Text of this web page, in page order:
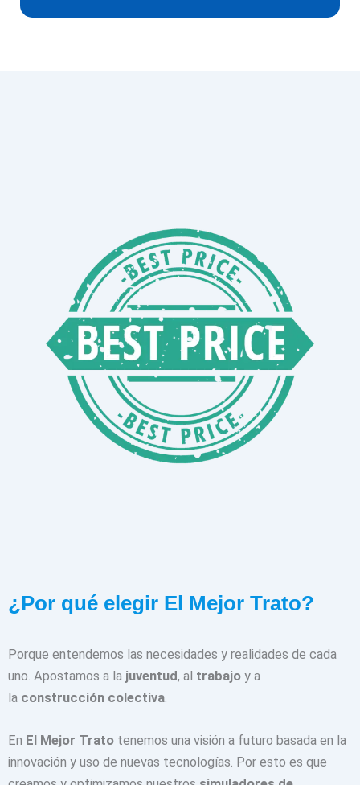
¿Por qué elegir El Mejor Trato?
Porque entendemos las necesidades y realidades de cada
uno. Apostamos a la juventud, al trabajo y a
la construcción colectiva
En El Mejor Trato tenemos una visión a futuro basada en la
innovación y uso de nuevas tecnologías. Por esto es que